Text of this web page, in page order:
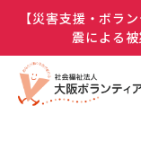
【災害支援・ボラ
震による